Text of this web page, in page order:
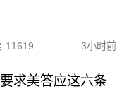
11619 3小时前
求美答应这六条